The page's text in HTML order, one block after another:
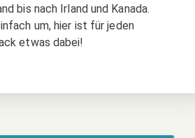
bis nach Irland und Kanada.
um, hier ist für jeden
etwas dabei!